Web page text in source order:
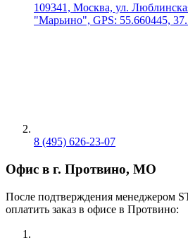
109341, Москва, ул.
"Марьино", GPS: 55.660445,
8 (495) 626-23-07
Офис в г. Протвино, МО
После подтверждения менеджером
оплатить заказ в офисе в Протвино: